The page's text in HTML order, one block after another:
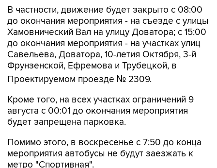
В частности, движение будет закрыто с 08:00
до окончания мероприятия - на съезде с улицы
Хамовнический Вал на улицу Доватора; с 15:00
до окончания мероприятия - на участках улиц
Савельева, Доватора, 10-летия Октября, 3-й
Фрунзенской, Ефремова и Трубецкой, в
Проектируемом проезде № 2309.
Кроме того, на всех участках ограничений 9
августа с 00:01 до окончания мероприятия
будет запрещена парковка.
Помимо этого, в воскресенье с 7:50 до конца
мероприятия автобусы не будут заезжать к
метро "Спортивная".